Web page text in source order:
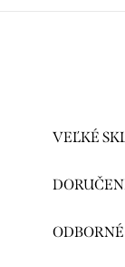
VEĽKÉ